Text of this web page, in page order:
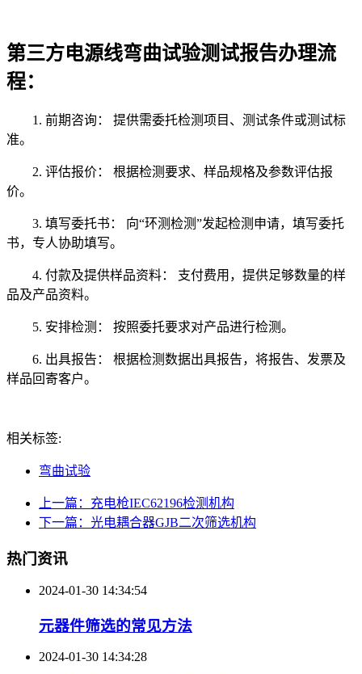
第三方电源线弯曲试验测试报告办理流
程：
1. 前期咨询： 提供需委托检测项目、测试条件或测试标
准。
2. 评估报价： 根据检测要求、样品规格及参数评估报
价。
3. 填写委托书： 向“环测检测”发起检测申请，填写委托
书，专人协助填写。
4. 付款及提供样品资料： 支付费用，提供足够数量的样
品及产品资料。
5. 安排检测： 按照委托要求对产品进行检测。
6. 出具报告： 根据检测数据出具报告，将报告、发票及
样品回寄客户。
相关标签:
弯曲试验
上一篇：充电枪IEC62196检测机构
下一篇：光电耦合器GJB二次筛选机构
热门资讯
2024-01-30 14:34:54
元器件筛选的常见方法
2024-01-30 14:34:28